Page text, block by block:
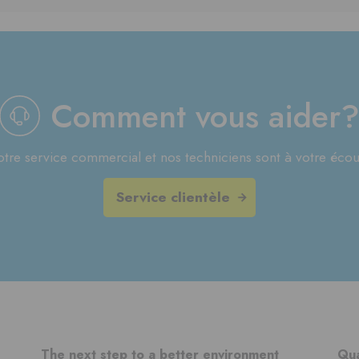
Comment vous aider?
service commercial et nos techniciens sont à votre
Service clientèle
The next step to a better environment